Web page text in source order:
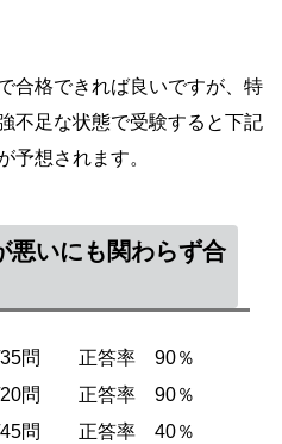
合格できれば良いですが、特
不足な状態で受験すると下記
予想されます。
悪いにも関わらず合
35問 正答率 90％
/20問 正答率 90％
45問 正答率 40％